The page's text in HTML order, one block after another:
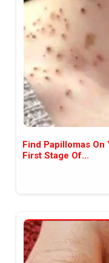
наша
новините
Find Papillomas
First Stage Of...